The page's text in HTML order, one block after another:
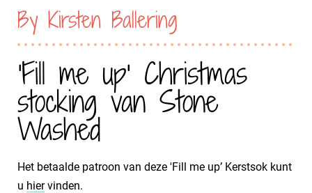
By Kirsten Ballering
'Fill me up' Christmas
stocking van Stone
Washed
Het betaalde patroon van deze 'Fill me up’ Kerstsok kunt
u hiervinden.